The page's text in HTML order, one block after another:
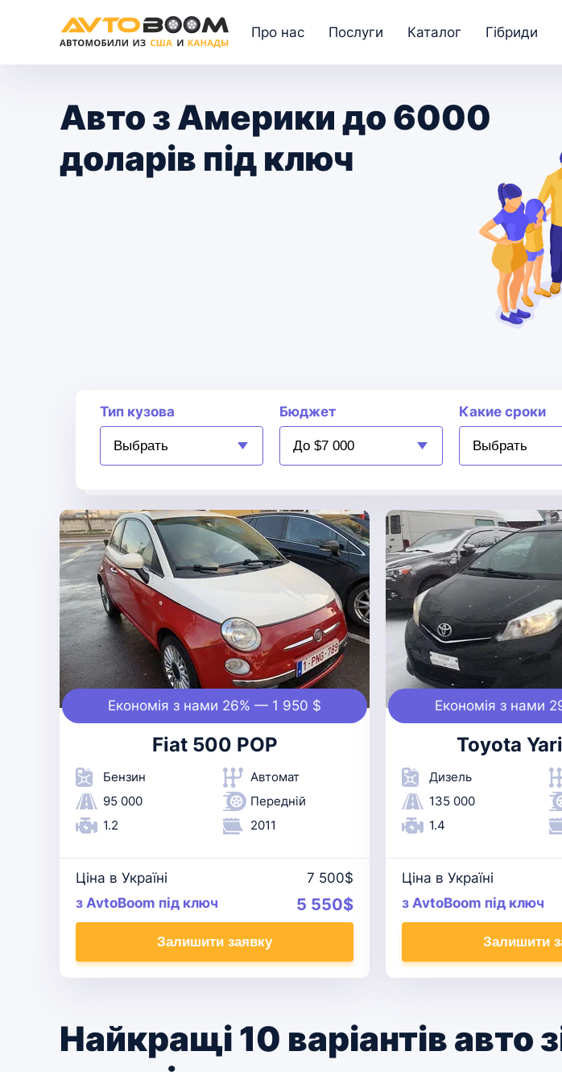
Про нас Послуги Каталог Гібриди
Авто з Америки до 6000
доларів під ключ
Тип кузова Бюджет Какие сроки
Економія з нами 26% — 1 950 $
Fiat 500 POP
Бензин
95 000
1.2
Автомат
Передній
2011
Ціна в Україні
7 500$
з AvtoBoom під ключ
5 550$
Залишити заявку
Економія з нами
Toyota
Дизель
135 000
1.4
Ціна в Україні
з AvtoBoom під ключ
Залишити
Найкращі 10 варіантів